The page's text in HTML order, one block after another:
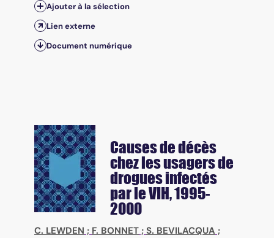
Ajouter à la sélection
Lien externe
Document numérique
Causes de décès
chez les usagers de
drogues infectés
par le VIH, 1995-
2000
C. LEWDEN ; F. BONNET ; S. BEVILACQUA ;